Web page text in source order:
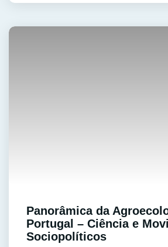
Panorâmica da
Portugal – Ciência e
Sociopolíticos